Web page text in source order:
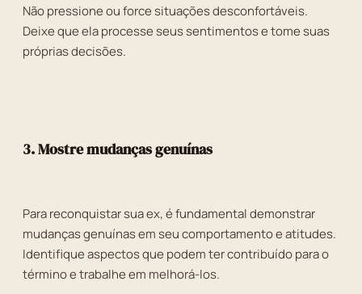
Não pressione ou force situações desconfortáveis.
Deixe que ela processe seus sentimentos e tome suas
próprias decisões.
3. Mostre mudanças genuínas
Para reconquistar sua ex, é fundamental demonstrar
mudanças genuínas em seu comportamento e atitudes.
Identifique aspectos que podem ter contribuído para o
término e trabalhe em melhorá-los.